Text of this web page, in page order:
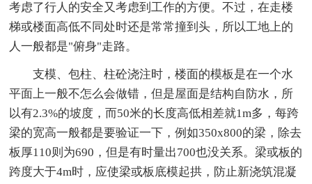
考虑了行人的安全又考虑到工作的方便。不过，在走楼
梯或楼面高低不同处时还是常常撞到头，所以工地上的
人一般都是"俯身"走路。
支模、包柱、柱砼浇注时，楼面的模板是在一个水
平面上一般不怎么会做错，但是屋面是结构自防水，所
以有2.3%的坡度，而50米的长度高低相差就1m多，每跨
梁的宽高一般都是要验证一下，例如350x800的梁，除去
板厚110则为690，但是有时量出700也没关系。梁或板的
跨度大于4m时，应使梁或板底模起拱，防止新浇筑混凝